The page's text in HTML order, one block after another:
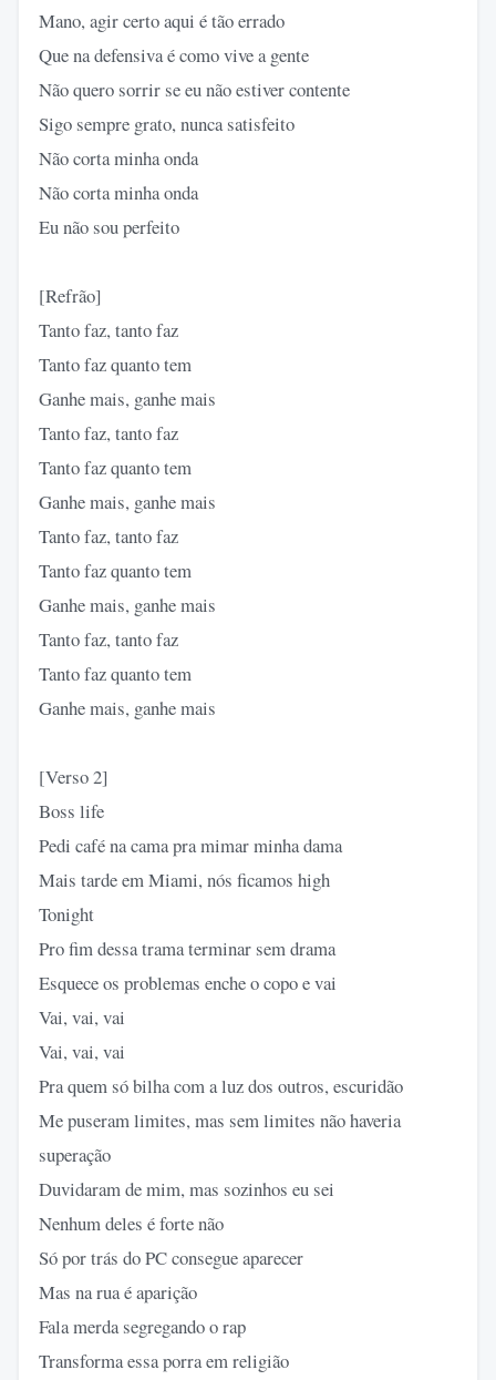
Mano, agir certo aqui é tão errado
Que na defensiva é como vive a gente
Não quero sorrir se eu não estiver contente
Sigo sempre grato, nunca satisfeito
Não corta minha onda
Não corta minha onda
Eu não sou perfeito
[Refrão]
Tanto faz, tanto faz
Tanto faz quanto tem
Ganhe mais, ganhe mais
Tanto faz, tanto faz
Tanto faz quanto tem
Ganhe mais, ganhe mais
Tanto faz, tanto faz
Tanto faz quanto tem
Ganhe mais, ganhe mais
Tanto faz, tanto faz
Tanto faz quanto tem
Ganhe mais, ganhe mais
[Verso 2]
Boss life
Pedi café na cama pra mimar minha dama
Mais tarde em Miami, nós ficamos high
Tonight
Pro fim dessa trama terminar sem drama
Esquece os problemas enche o copo e vai
Vai, vai, vai
Vai, vai, vai
Pra quem só bilha com a luz dos outros, escuridão
Me puseram limites, mas sem limites não haveria
superação
Duvidaram de mim, mas sozinhos eu sei
Nenhum deles é forte não
Só por trás do PC consegue aparecer
Mas na rua é aparição
Fala merda segregando o rap
Transforma essa porra em religião